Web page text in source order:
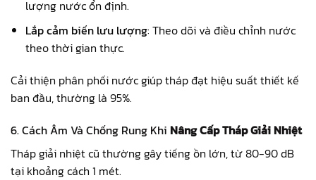
lượng nước ổn định.
Lắp cảm biến lưu lượng: Theo dõi và điều chỉnh nước
theo thời gian thực.
Cải thiện phân phối nước giúp tháp đạt hiệu suất thiết kế
ban đầu, thường là 95%.
6. Cách Âm Và Chống Rung Khi Nâng Cấp Tháp Giải Nhiệt
Tháp giải nhiệt cũ thường gây tiếng ồn lớn, từ 80-90 dB
tại khoảng cách 1 mét.